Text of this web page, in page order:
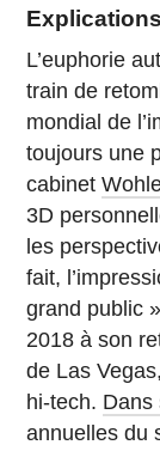
L’euphorie
train de
mondial de
toujours une
cabinet
3D
les
fait,
grand public
2018 à son
de Las
hi-tech. Dans
annuelles du